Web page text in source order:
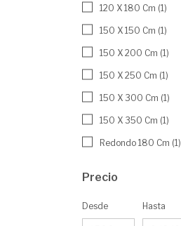
120 X 180 Cm (1)
150 X 150 Cm (1)
150 X 200 Cm (1)
150 X 250 Cm (1)
150 X 300 Cm (1)
150 X 350 Cm (1)
Redondo 180 Cm (1)
Precio
Desde Hasta